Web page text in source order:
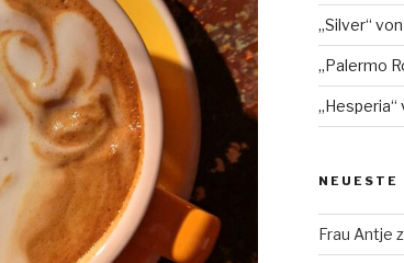
„Silver“
„Palermo
„Hesperia“
NEUESTE
Frau Antje